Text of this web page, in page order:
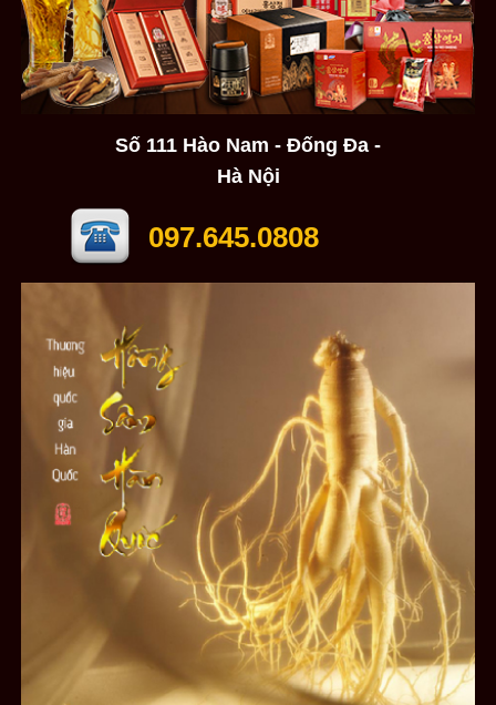
Số 111 Hào Nam - Đống Đa -
Hà Nội
097.645.0808